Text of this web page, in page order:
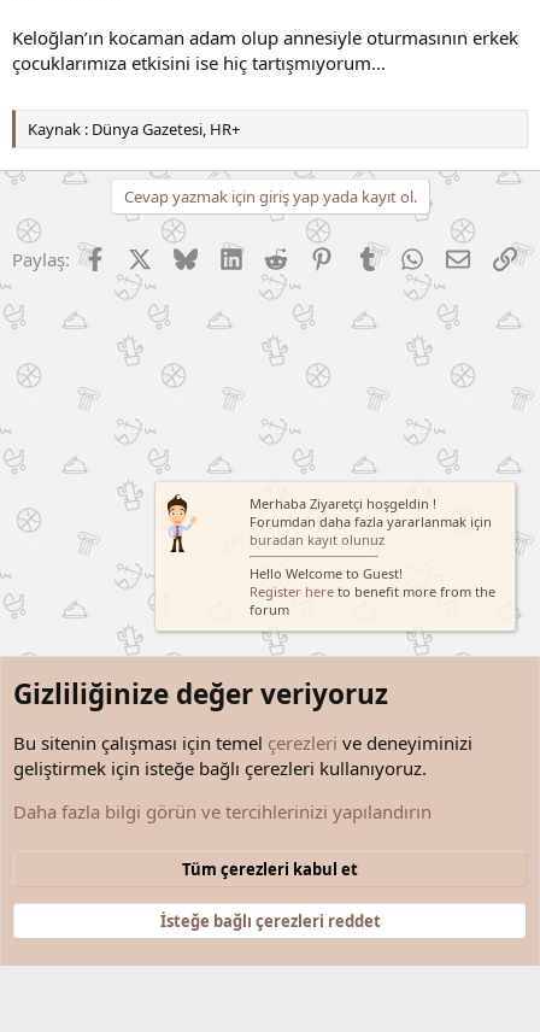
Keloğlan’ın kocaman adam olup annesiyle oturmasının erkek
çocuklarımıza etkisini ise hiç tartışmıyorum…
Kaynak : Dünya Gazetesi, HR+
Cevap yazmak için giriş yap yada kayıt ol.
Paylaş: FacebookX (Twitter)
BlueskyLinkedInReddit Pinterest
Tumblr WhatsApp
E-posta
Şartlar ve kurallar Gizlilik politikası
Community platform by XenForo® © 2010-2025 XenForo Ltd.
Merhaba Ziyaretçi hoşgeldin !
Forumdan daha fazla yararlanmak için
buradan kayıt olunuz
Hello Welcome to Guest!
Register here to benefit more from the
forum
Gizliliğinize değer veriyoruz
Bu sitenin çalışması için temel çerezleri ve deneyiminizi
geliştirmek için isteğe bağlı çerezleri kullanıyoruz.
Daha fazla bilgi görün ve tercihlerinizi yapılandırın
Tüm çerezleri kabul et
İsteğe bağlı çerezleri reddet